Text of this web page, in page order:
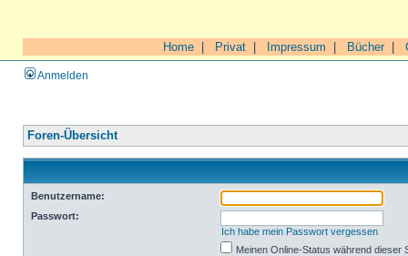
Home Privat Impressum Bücher|
Anmelden
Foren-Übersicht
Benutzername:
Passwort:
Ich habe mein Passwort vergessen
Meinen Online-Status während dieser